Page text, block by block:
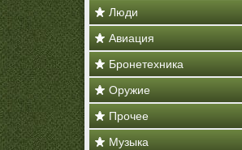
Люди
Авиация
Бронетехника
Оружие
Прочее
Музыка